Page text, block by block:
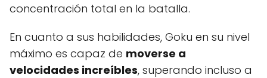
concentración total en la batalla.
En cuanto a sus habilidades, Goku en su nivel
máximo es capaz de moverse a
velocidades increíbles, superando incluso a